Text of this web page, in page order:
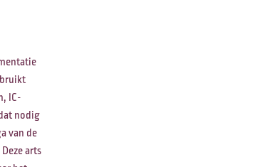
IC-
nodig
van de
arts